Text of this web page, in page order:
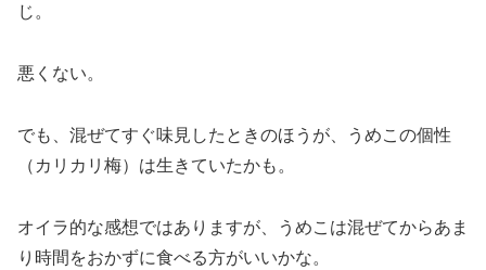
じ。
悪くない。
でも、混ぜてすぐ味見したときのほうが、うめこの個性
（カリカリ梅）は生きていたかも。
オイラ的な感想ではありますが、うめこは混ぜてからあま
り時間をおかずに食べる方がいいかな。